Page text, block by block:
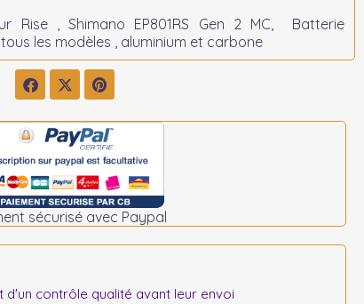
, Shimano EP801RS Gen 2 MC, Batterie
les modèles , aluminium et carbone
sécurisé avec Paypal
contrôle qualité avant leur envoi